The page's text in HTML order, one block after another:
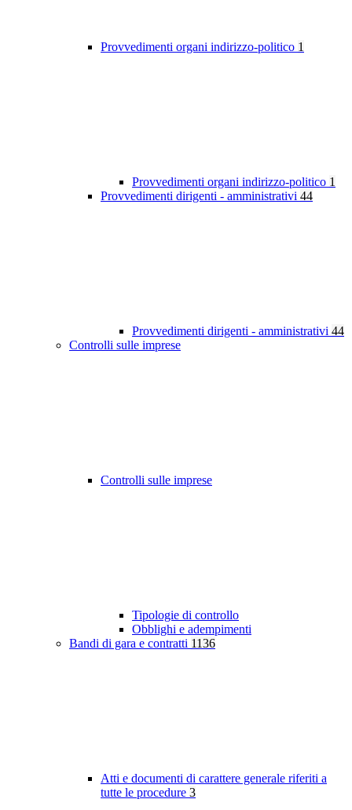
Provvedimenti organi indirizzo-politico 1
Provvedimenti organi indirizzo-politico 1
Provvedimenti dirigenti - amministrativi 44
Provvedimenti dirigenti - amministrativi 44
Controlli sulle imprese
Controlli sulle imprese
Tipologie di controllo
Obblighi e adempimenti
Bandi di gara e contratti 1136
Atti e documenti di carattere generale riferiti a
tutte le procedure 3